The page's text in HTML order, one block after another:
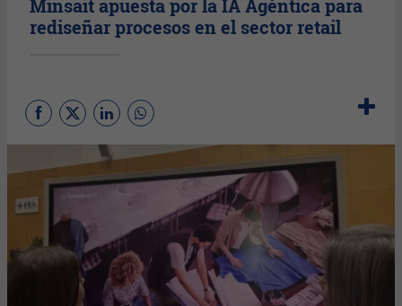
Minsait apuesta por la IA Agéntica para
rediseñar procesos en el sector retail